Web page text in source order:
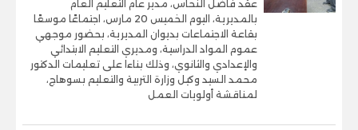
عقد فاضل النحاس، مدير عام التعليم العام
بالمديرية، اليوم الخميس 20 مارس، اجتماعًا موسعًا
بقاعة الاجتماعات بديوان المديرية، بحضور موجهي
عموم المواد الدراسية، ومديري التعليم الابتدائي
والإعدادي والثانوي، وذلك بناءا على تعليمات الدكتور
محمد السيد وكيل وزارة التربية والتعليم بسوهاج،
لمناقشة أولويات العمل